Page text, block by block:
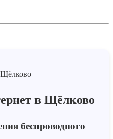
в Щёлково
беспроводного